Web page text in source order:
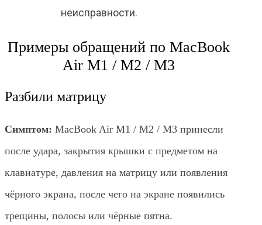
неисправности.
Примеры обращений по MacBook
Air M1 / M2 / M3
Разбили матрицу
Симптом: MacBook Air M1 / M2 / M3 принесли
после удара, закрытия крышки с предметом на
клавиатуре, давления на матрицу или появления
чёрного экрана, после чего на экране появились
трещины, полосы или чёрные пятна.